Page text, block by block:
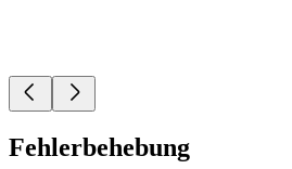
Fehlerbehebung